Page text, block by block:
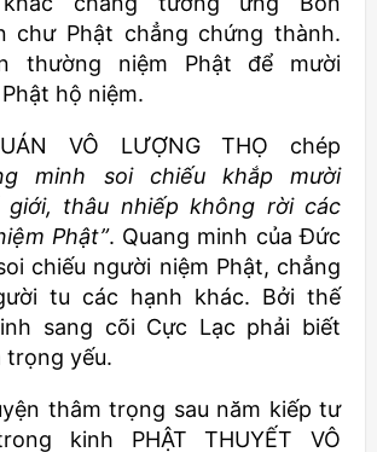
chư Phật chẳng chứng thành.
thường niệm Phật để mười
hộ niệm.
VÔ LƯỢNG THỌ chép
minh soi chiếu khắp mười
giới, thâu nhiếp không rời các
Phật”. Quang minh của Đức
chiếu người niệm Phật, chẳng
tu các hạnh khác. Bởi thế
sang cõi Cực Lạc phải biết
trọng yếu.
thâm trọng sau năm kiếp tư
kinh PHẬT THUYẾT VÔ